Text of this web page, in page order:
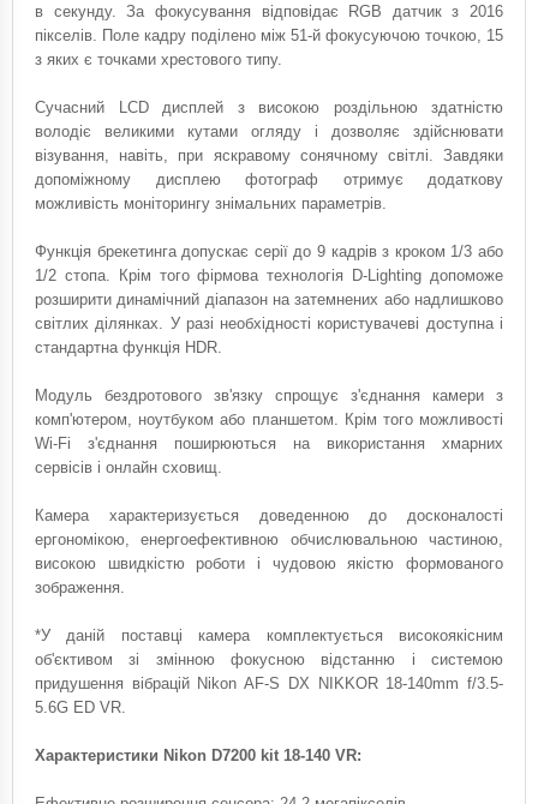
в секунду. За фокусування відповідає RGB ​​датчик з 2016
пікселів. Поле кадру поділено між 51-й фокусуючою точкою, 15
з яких є точками хрестового типу.
Сучасний LCD дисплей з високою роздільною здатністю
володіє великими кутами огляду і дозволяє здійснювати
візування, навіть, при яскравому сонячному світлі. Завдяки
допоміжному дисплею фотограф отримує додаткову
можливість моніторингу знімальних параметрів.
Функція брекетинга допускає серії до 9 кадрів з кроком 1/3 або
1/2 стопа. Крім того фірмова технологія D-Lighting допоможе
розширити динамічний діапазон на затемнених або надлишково
світлих ділянках. У разі необхідності користувачеві доступна і
стандартна функція HDR.
Модуль бездротового зв'язку спрощує з'єднання камери з
комп'ютером, ноутбуком або планшетом. Крім того можливості
Wi-Fi з'єднання поширюються на використання хмарних
сервісів і онлайн сховищ.
Камера характеризується доведенною до досконалості
ергономікою, енергоефективною обчислювальною частиною,
високою швидкістю роботи і чудовою якістю формованого
зображення.
*У даній поставці камера комплектується високоякісним
об'єктивом зі змінною фокусною відстанню і системою
придушення вібрацій Nikon AF-S DX NIKKOR 18-140mm f/3.5-
5.6G ED VR.
Характеристики Nikon D7200 kit 18-140 VR: